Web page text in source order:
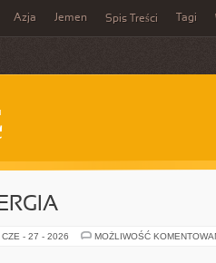
Azja Jemen Spis Treści Tagi
CZE - 27 - 2026 MOŻLIWOŚĆ